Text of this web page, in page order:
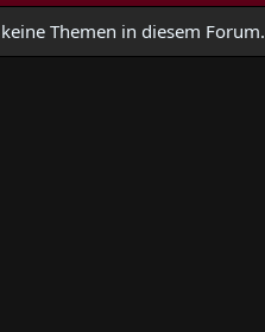
Themen in diesem Forum.